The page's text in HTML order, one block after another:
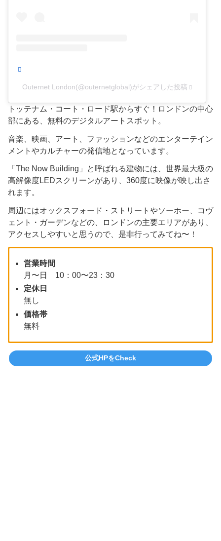
Outernet London(@outernetglobal)がシェアした投稿
トッテナム・コート・ロード駅からすぐ！ロンドンの中心
部にある、無料のデジタルアートスポット。
音楽、映画、アート、ファッションなどのエンターテイン
メントやカルチャーの発信地となっています。
「The Now Building」と呼ばれる建物には、世界最大級の
高解像度LEDスクリーンがあり、360度に映像が映し出さ
れます。
周辺にはオックスフォード・ストリートやソーホー、コヴ
ェント・ガーデンなどの、ロンドンの主要エリアがあり、
アクセスしやすいと思うので、是非行ってみてね〜！
営業時間
月〜日 10：00〜23：30
定休日
無し
価格帯
無料
公式HPをCheck